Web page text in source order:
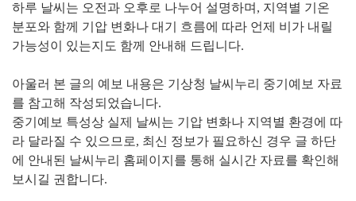
하루 날씨는 오전과 오후로 나누어 설명하며, 지역별 기온
분포와 함께 기압 변화나 대기 흐름에 따라 언제 비가 내릴
가능성이 있는지도 함께 안내해 드립니다.
아울러 본 글의 예보 내용은 기상청 날씨누리 중기예보 자료
를 참고해 작성되었습니다.
중기예보 특성상 실제 날씨는 기압 변화나 지역별 환경에 따
라 달라질 수 있으므로, 최신 정보가 필요하신 경우 글 하단
에 안내된 날씨누리 홈페이지를 통해 실시간 자료를 확인해
보시길 권합니다.